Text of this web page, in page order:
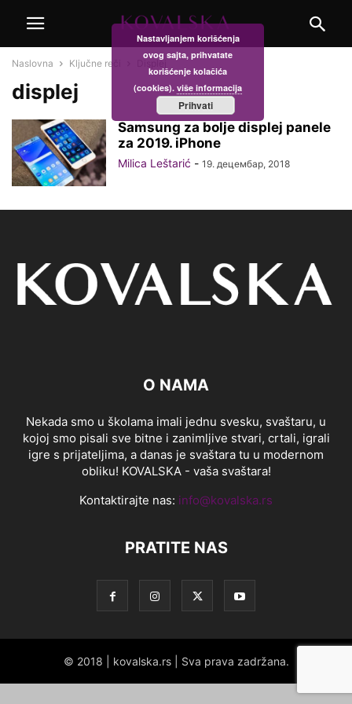
Naslovna Ključne reči Displej
displej
Samsung za bolje displej panele
za 2019. iPhone
Milica Leštarić - 19. децембар, 2018
O NAMA
Nekada smo u školama imali jednu svesku, svaštaru, u
kojoj smo pisali sve bitne i zanimljive stvari, crtali, igrali
igre s prijateljima, a danas je svaštara tu u modernom
obliku! KOVALSKA - vaša svaštara!
Kontaktirajte nas: info@kovalska.rs
PRATITE NAS
© 2018 | kovalska.rs | Sva prava zadržana.
Nastavljanjem korišćenja
ovog sajta, prihvatate
korišćenje kolačića
(cookies). više informacija
Prihvati